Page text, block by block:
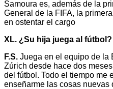
Samoura es, además de la
General de la FIFA, la
en ostentar el cargo
XL. ¿Su hija juega al fútbol?
F.S. Juega en el equipo de la
Zúrich desde hace dos
del fútbol. Todo el tiempo me
enseñarme las cosas nuevas